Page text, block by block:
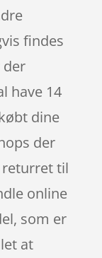
findes
der
have 14
dine
der
til
online
som er
at